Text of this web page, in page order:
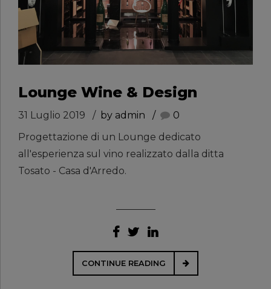
Lounge Wine & Design
31 Luglio 2019 by admin
0
Progettazione di un Lounge dedicato
all'esperienza sul vino realizzato dalla ditta
Tosato - Casa d'Arredo.
CONTINUE READING